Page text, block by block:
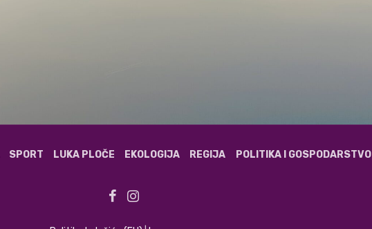
SPORT LUKA PLOČE EKOLOGIJA REGIJA POLITIKA I GOSPODARSTVO